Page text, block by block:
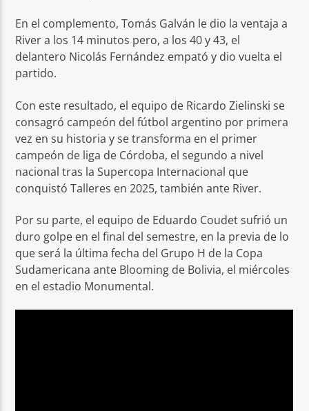
En el complemento, Tomás Galván le dio la ventaja a
River a los 14 minutos pero, a los 40 y 43, el
delantero Nicolás Fernández empató y dio vuelta el
partido.
Con este resultado, el equipo de Ricardo Zielinski se
consagró campeón del fútbol argentino por primera
vez en su historia y se transforma en el primer
campeón de liga de Córdoba, el segundo a nivel
nacional tras la Supercopa Internacional que
conquistó Talleres en 2025, también ante River.
Por su parte, el equipo de Eduardo Coudet sufrió un
duro golpe en el final del semestre, en la previa de lo
que será la última fecha del Grupo H de la Copa
Sudamericana ante Blooming de Bolivia, el miércoles
en el estadio Monumental.